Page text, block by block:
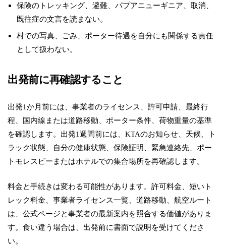
保険のトレッキング、避難、パプアニューギニア、取消、
既往症の文言を読まない。
村での写真、ごみ、ポーター待遇を自分にも関係する責任
として扱わない。
出発前に再確認すること
出発1か月前には、事業者のライセンス、許可申請、最終行
程、国内線または道路移動、ポーター条件、荷物重量の基準
を確認します。出発1週間前には、KTAのお知らせ、天候、ト
ラック状態、自分の健康状態、保険証明、緊急連絡先、ポー
トモレスビーまたはホテルでの集合場所を再確認します。
料金と手続きは変わる可能性があります。許可料金、短いト
レック料金、事業者ライセンス一覧、道路移動、航空ルート
は、公式ページと事業者の最新案内を照合する価値がありま
す。食い違う場合は、出発前に書面で説明を受けてくださ
い。